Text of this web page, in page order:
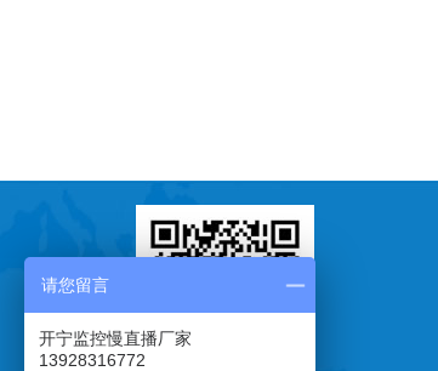
请您留言
开宁监控慢直播厂家
13928316772